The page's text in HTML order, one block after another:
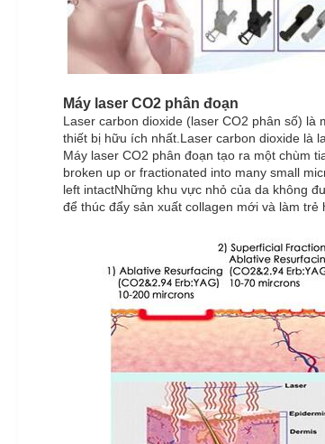
Máy laser CO2 phân đoạn
Laser carbon dioxide (laser CO2 phân số)
thiết bị hữu ích nhất.Laser carbon dioxide là
Máy laser CO2 phân đoạn tạo ra một chùm
broken up or fractionated into many small
left intactNhững khu vực nhỏ của da không
để thúc đẩy sản xuất collagen mới và làm trẻ